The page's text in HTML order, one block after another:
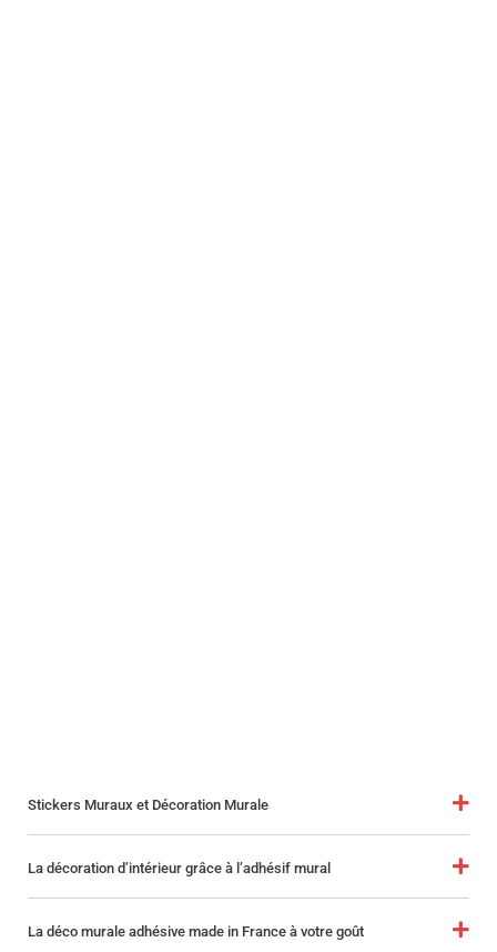
Stickers Muraux et Décoration Murale
La décoration d’intérieur grâce à l’adhésif mural
La déco murale adhésive made in France à votre goût